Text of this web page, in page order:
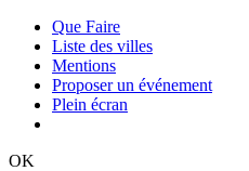
Que Faire
Liste des villes
Mentions
Proposer un événement
Plein écran
OK